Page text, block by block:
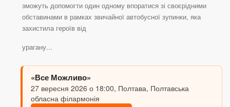
зможуть допомогти один одному впоратися зі своєрідними
обставинами в рамках звичайної автобусної зупинки, яка
захистила героїв від
урагану...
«Все Можливо»
27 вересня 2026 о 18:00, Полтава, Полтавська
обласна філармонія